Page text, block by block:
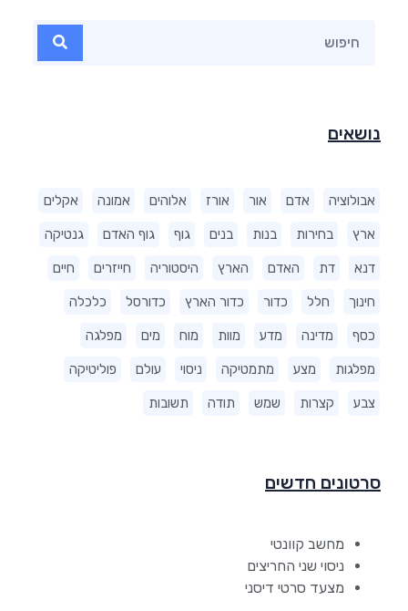
נושאים
אבולוציה אדם אור אורז אלוהים אמונה אקלים
ארץ בחירות בנות בנים גוף גוף האדם גנטיקה
דנא דת האדם הארץ היסטוריה חייזרים חיים
חינוך חלל כדור כדור הארץ כדורסל כלכלה
כסף מדינה מדע מוות מוח מים מפלגה
מפלגות מצע מתמטיקה ניסוי עולם פוליטיקה
צבע קצרות שמש תודה תשובות
סרטונים חדשים
מחשב קוונטי
ניסוי שני החריצים
מצעד סרטי דיסני